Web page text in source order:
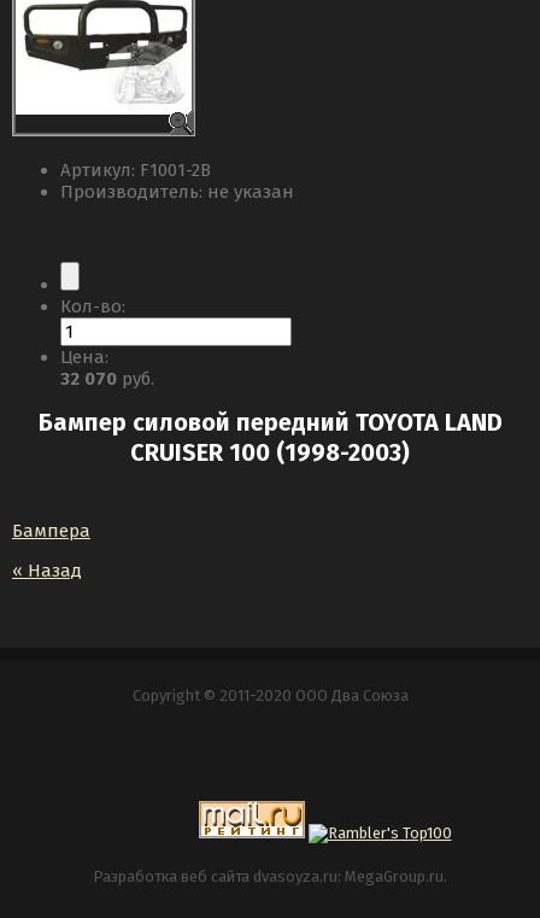
Артикул: F1001-2B
Производитель: не указан
Кол-во:
Цена:
32 070 руб.
Бампер силовой передний TOYOTA LAND
CRUISER 100 (1998-2003)
Бампера
« Назад
Copyright © 2011-2020 ООО Два Союза
Разработка веб сайта dvasoyza.ru: MegaGroup.ru.